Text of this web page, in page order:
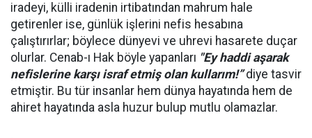
iradeyi, külli iradenin irtibatından mahrum hale
getirenler ise, günlük işlerini nefis hesabına
çalıştırırlar; böylece dünyevi ve uhrevi hasarete duçar
olurlar. Cenab-ı Hak böyle yapanları "Ey haddi aşarak
nefislerine karşı israf etmiş olan kullarım!”diye tasvir
etmiştir. Bu tür insanlar hem dünya hayatında hem de
ahiret hayatında asla huzur bulup mutlu olamazlar.